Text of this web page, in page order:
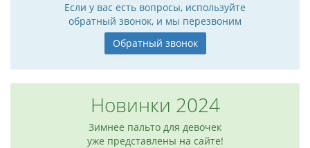
Если у вас есть вопросы, используйте
обратный звонок, и мы перезвоним
Обратный звонок
Новинки 2024
Зимнее пальто для девочек
уже представлены на сайте!